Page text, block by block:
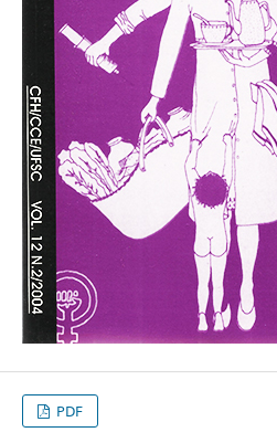
PDF